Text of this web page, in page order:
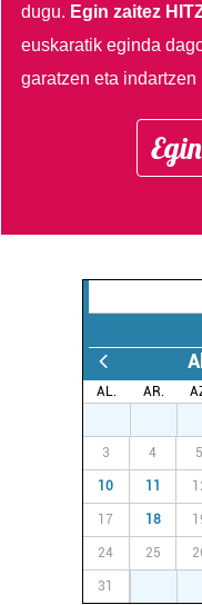
dugu. Egin zaitez
euskaratik eginda
garatzen eta
AL. AR.
3 4 5
10 11
17 18
24 25
31